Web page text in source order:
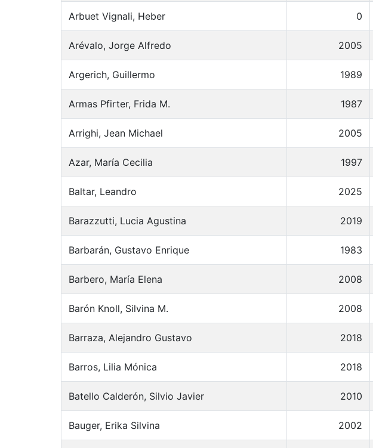
Arbuet Vignali, Heber 0
Arévalo, Jorge Alfredo 2005
Argerich, Guillermo 1989
Armas Pfirter, Frida M. 1987
Arrighi, Jean Michael 2005
Azar, María Cecilia 1997
Baltar, Leandro 2025
Barazzutti, Lucia Agustina 2019
Barbarán, Gustavo Enrique 1983
Barbero, María Elena 2008
Barón Knoll, Silvina M. 2008
Barraza, Alejandro Gustavo 2018
Barros, Lilia Mónica 2018
Batello Calderón, Silvio Javier 2010
Bauger, Erika Silvina 2002